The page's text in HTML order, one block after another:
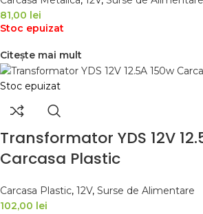
81,00 lei
Stoc epuizat
Citește mai mult
Stoc epuizat
Transformator YDS 12V
Carcasa Plastic
Carcasa Plastic, 12V, Surse de Alimentare
102,00 lei